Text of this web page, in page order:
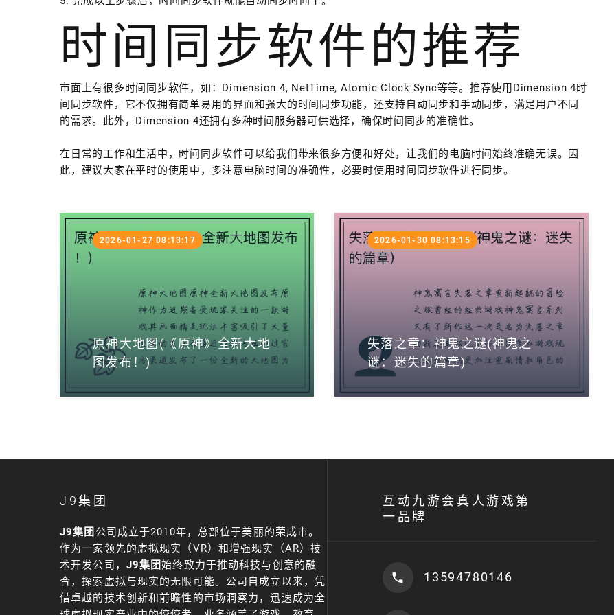
时间同步软件的推荐
市面上有很多时间同步软件，如：Dimension 4, NetTime, Atomic Clock Sync等等。推荐使用Dimension 4时
间同步软件，它不仅拥有简单易用的界面和强大的时间同步功能，还支持自动同步和手动同步，满足用户不同
的需求。此外，Dimension 4还拥有多种时间服务器可供选择，确保时间同步的准确性。
在日常的工作和生活中，时间同步软件可以给我们带来很多方便和好处，让我们的电脑时间始终准确无误。因
此，建议大家在平时的使用中，多注意电脑时间的准确性，必要时使用时间同步软件进行同步。
原神大地图(《原神》全新大地
图发布！)
2026-01-27 08:13:17
失落之章：神鬼之谜(神鬼之
谜：迷失的篇章)
2026-01-30 08:13:15
J9集团
J9集团 公司成立于2010年，总部位于美丽的荣成市。
作为一家领先的虚拟现实（VR）和增强现实（AR）技
术开发公司， J9集团始终致力于推动科技与创意的融
合，探索虚拟与现实的无限可能。公司自成立以来，凭
借卓越的技术创新和前瞻性的市场洞察力，迅速成为全
互动九游会真人游戏第
一品牌
13594780146